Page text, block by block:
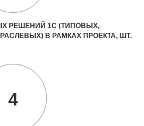
РЕШЕНИЙ 1С (ТИПОВЫХ,
В РАМКАХ ПРОЕКТА, ШТ.
4